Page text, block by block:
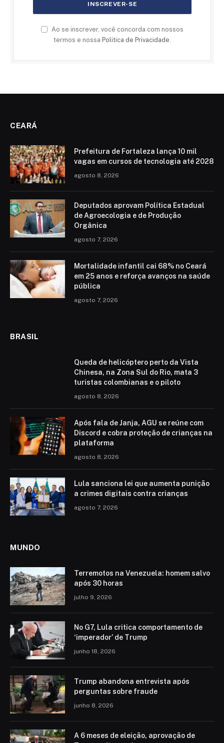
Ao se inscrever, você concorda com nossos
termos e nossa Politica de Privacidade.
CEARÁ
Prefeitura de Fortaleza lança 10 mil
vagas em cursos de tecnologia até 2028
agosto 8, 2026
Deputados aprovam Política Estadual
de Agroecologia e de Produção
Orgânica
agosto 7, 2026
Mortalidade infantil cai 68% no Ceará
em 25 anos e reforça avanços na saúde
pública
agosto 7, 2026
BRASIL
Queda de helicóptero perto da Vista
Chinesa, na Zona Sul do Rio, mata 3
turistas colombianas e o piloto
agosto 8, 2026
Após fala de Janja, AGU se reúne com
Discord e cobra proteção de crianças na
plataforma
agosto 8, 2026
Lula sanciona lei que aumenta punição
a crimes digitais contra crianças
agosto 7, 2026
MUNDO
Terremotos na Venezuela: homem salvo
após 30 horas
julho 9, 2026
No G7, Lula critica comportamento de
‘imperador’ de Trump
junho 18, 2026
Trump abandona entrevista após
perguntas sobre fraude
junho 8, 2026
A 6 meses de eleição, aprovação de